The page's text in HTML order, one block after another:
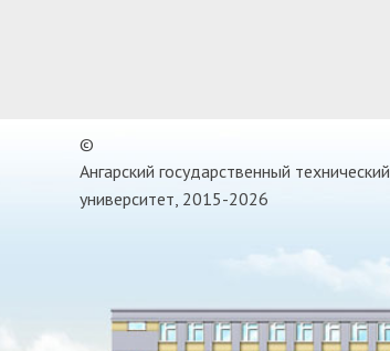
©
Ангарский государственный технический
университет, 2015-2026